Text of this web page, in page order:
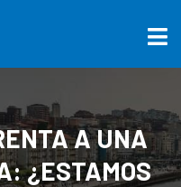
A UNA
¿ESTAMOS